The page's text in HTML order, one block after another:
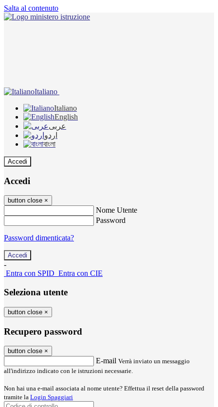
Salta al contenuto
Italiano
Italiano
English
عربى
اردو
বাংলা
Accedi
Accedi
button close ×
Nome Utente
Password
Password dimenticata?
-
Entra con SPID Entra con CIE
Seleziona utente
button close ×
Recupero password
button close ×
E-mail Verrà inviato un messaggio
all'indirizzo indicato con le istruzioni necessarie.
Non hai una e-mail associata al nome utente? Effettua il reset della password
tramite la Login Spaggiari